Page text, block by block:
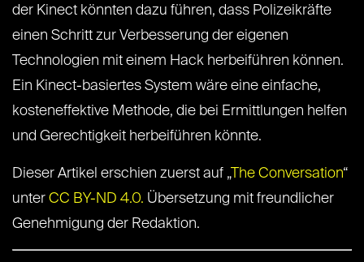
der Kinect könnten dazu führen, dass Polizeikräfte
einen Schritt zur Verbesserung der eigenen
Technologien mit einem Hack herbeiführen können.
Ein Kinect-basiertes System wäre eine einfache,
kosteneffektive Methode, die bei Ermittlungen helfen
und Gerechtigkeit herbeiführen könnte.
Dieser Artikel erschien zuerst auf „The Conversation“
unter CC BY-ND 4.0. Übersetzung mit freundlicher
Genehmigung der Redaktion.